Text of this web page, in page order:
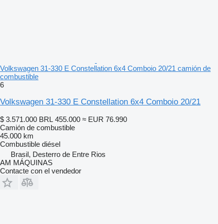
Volkswagen 31-330 E Constellation 6x4 Comboio 20/21 camión de
combustible
6
Volkswagen 31-330 E Constellation 6x4 Comboio 20/21
$ 3.571.000 BRL 455.000 ≈ EUR 76.990
Camión de combustible
45.000 km
Combustible diésel
Brasil, Desterro de Entre Rios
AM MÁQUINAS
Contacte con el vendedor